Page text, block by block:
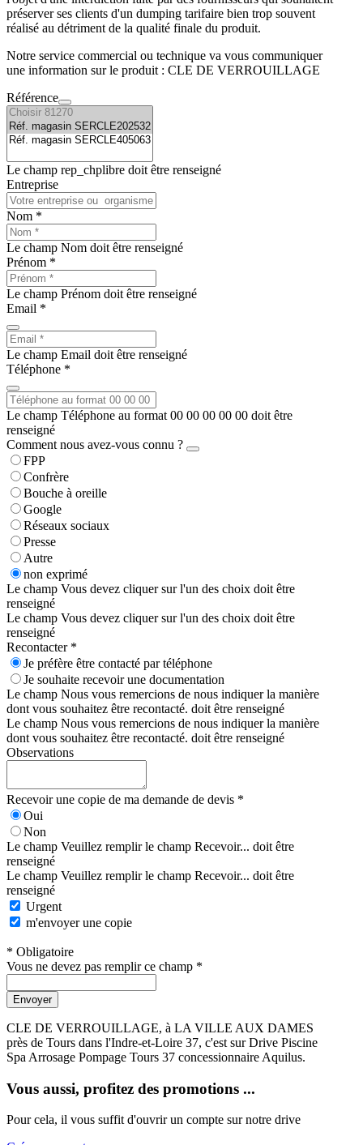
préserver ses clients d'un dumping tarifaire bien trop souvent
réalisé au détriment de la qualité finale du produit.
Notre service commercial ou technique va vous communiquer
une information sur le produit : CLE DE VERROUILLAGE
Référence
Le champ rep_chplibre doit être renseigné
Entreprise
Nom *
Le champ Nom doit être renseigné
Prénom *
Le champ Prénom doit être renseigné
Email *
Le champ Email doit être renseigné
Téléphone *
Le champ Téléphone au format 00 00 00 00 00 doit être
renseigné
Comment nous avez-vous connu ?
FPP
Confrère
Bouche à oreille
Google
Réseaux sociaux
Presse
Autre
non exprimé
Le champ Vous devez cliquer sur l'un des choix doit être
renseigné
Le champ Vous devez cliquer sur l'un des choix doit être
renseigné
Recontacter *
Je préfère être contacté par téléphone
Je souhaite recevoir une documentation
Le champ Nous vous remercions de nous indiquer la manière
dont vous souhaitez être recontacté. doit être renseigné
Le champ Nous vous remercions de nous indiquer la manière
dont vous souhaitez être recontacté. doit être renseigné
Observations
Recevoir une copie de ma demande de devis *
Oui
Non
Le champ Veuillez remplir le champ Recevoir... doit être
renseigné
Le champ Veuillez remplir le champ Recevoir... doit être
renseigné
Urgent
m'envoyer une copie
* Obligatoire
Vous ne devez pas remplir ce champ *
Envoyer
CLE DE VERROUILLAGE, à LA VILLE AUX DAMES
près de Tours dans l'Indre-et-Loire 37, c'est sur Drive Piscine
Spa Arrosage Pompage Tours 37 concessionnaire Aquilus.
Vous aussi, profitez des promotions ...
Pour cela, il vous suffit d'ouvrir un compte sur notre drive